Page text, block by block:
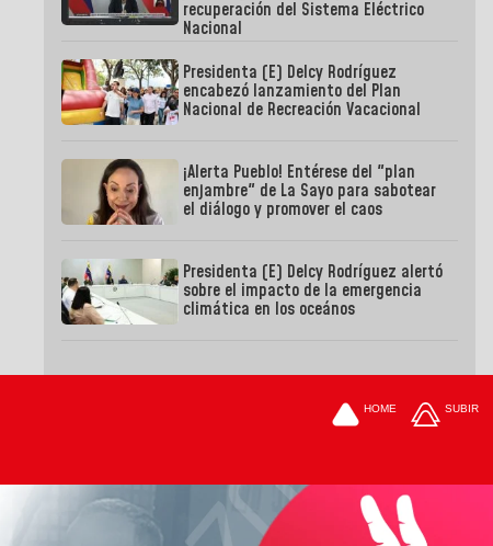
recuperación del Sistema Eléctrico
Nacional
Presidenta (E) Delcy Rodríguez
encabezó lanzamiento del Plan
Nacional de Recreación Vacacional
¡Alerta Pueblo! Entérese del "plan
enjambre" de La Sayo para sabotear
el diálogo y promover el caos
Presidenta (E) Delcy Rodríguez alertó
sobre el impacto de la emergencia
climática en los oceános
HOME SUBIR